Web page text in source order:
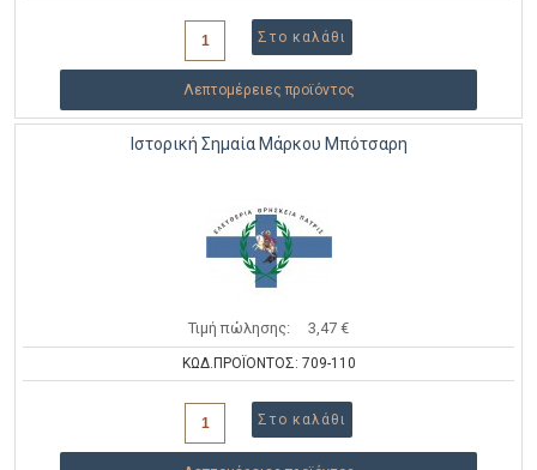
Λεπτομέρειες προϊόντος
Ιστορική Σημαία Μάρκου Μπότσαρη
Τιμή πώλησης: 3,47 €
ΚΩΔ.ΠΡΟΪΟΝΤΟΣ: 709-110